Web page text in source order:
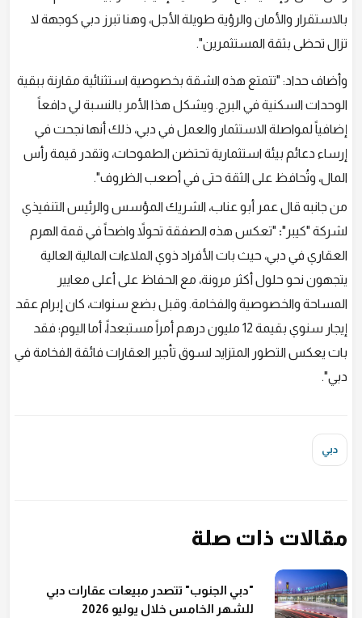
بالاستقرار والأمان والرؤية طويلة الأجل، وهنا تبرز دبي كوجهة لا
تزال تحظى بثقة المستثمرين".
وأضاف حداد: "تتمتع هذه الشقة بخصوصية استثنائية مقارنة ببقية
الوحدات السكنية في البرج. ويشكل هذا الأمر بالنسبة لي دافعاً
إضافياً لمواصلة الاستثمار والعمل في دبي، ذلك أنها نجحت في
إرساء دعائم بيئة استثمارية تحتضن الطموحات، وتقدر قيمة رأس
المال، وتُحافظ على الثقة حتى في أصعب الظروف".
من جانبه قال عمر أبو عناب، الشريك المؤسس والرئيس التنفيذي
لشركة "كيبر": "تعكس هذه الصفقة تحولاً واضحاً في قمة الهرم
العقاري في دبي، حيث بات الأفراد ذوي الملاءات المالية العالية
يتجهون نحو حلول أكثر مرونة، مع الحفاظ على أعلى معايير
المساحة والخصوصية والفخامة. وقبل بضع سنوات، كان إبرام عقد
إيجار سنوي بقيمة 12 مليون درهم أمراً مستبعداً، أما اليوم؛ فقد
بات يعكس التطور المتزايد لسوق تأجير العقارات فائقة الفخامة في
دبي".
دبي
مقالات ذات صلة
"دبي الجنوب" تتصدر مبيعات عقارات دبي
للشهر الخامس خلال يوليو 2026